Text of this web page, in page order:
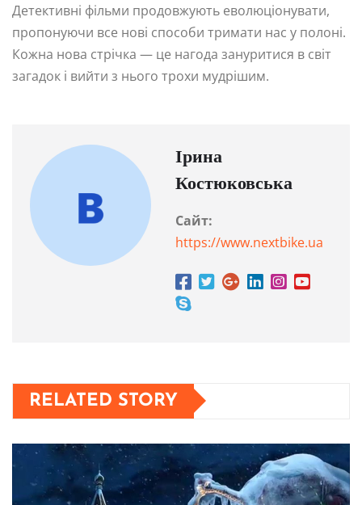
Детективні фільми продовжують еволюціонувати,
пропонуючи все нові способи тримати нас у полоні.
Кожна нова стрічка — це нагода зануритися в світ
загадок і вийти з нього трохи мудрішим.
Ірина
Костюковська
Сайт:
https://www.nextbike.ua
RELATED STORY